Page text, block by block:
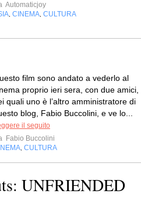
Automaticjoy
, CINEMA, CULTURA
film sono andato a vederlo al
proprio ieri sera, con due amici,
quali uno è l’altro amministratore di
blog, Fabio Buccolini, e ve lo...
il seguito
Fabio Buccolini
, CULTURA
UNFRIENDED